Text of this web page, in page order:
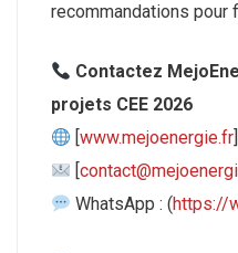
recommandations
Contactez
projets CEE 2026
[www.mejoenergie.fr
[
WhatsApp : (https://